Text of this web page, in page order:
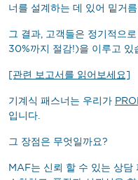
너를 설계하는 데 있어 밑거
그 결과, 고객들은 정기적으
30%까지 절감!)을 이루고 있
[관련 보고서를 읽어보세요]
기계식 패스너는 우리가
입니다.
그 장점은 무엇일까요?
MAF는 신뢰 할 수 있는 상담